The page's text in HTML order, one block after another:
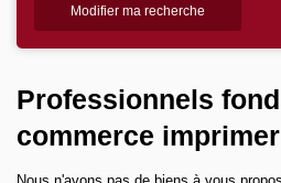
Acheter
Louer
Modifier ma recherche
Professionnels
commerce